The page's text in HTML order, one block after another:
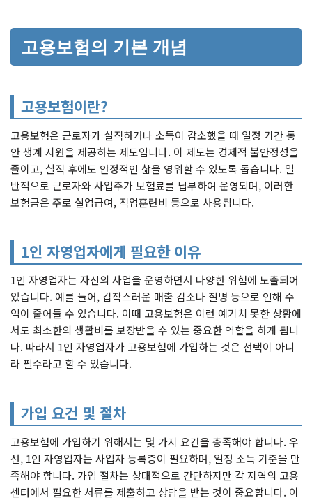
고용보험의 기본 개념
고용보험이란?
고용보험은 근로자가 실직하거나 소득이 감소했을 때 일정 기간 동
안 생계 지원을 제공하는 제도입니다. 이 제도는 경제적 불안정성을
줄이고, 실직 후에도 안정적인 삶을 영위할 수 있도록 돕습니다. 일
반적으로 근로자와 사업주가 보험료를 납부하여 운영되며, 이러한
보험금은 주로 실업급여, 직업훈련비 등으로 사용됩니다.
1인 자영업자에게 필요한 이유
1인 자영업자는 자신의 사업을 운영하면서 다양한 위험에 노출되어
있습니다. 예를 들어, 갑작스러운 매출 감소나 질병 등으로 인해 수
익이 줄어들 수 있습니다. 이때 고용보험은 이런 예기치 못한 상황에
서도 최소한의 생활비를 보장받을 수 있는 중요한 역할을 하게 됩니
다. 따라서 1인 자영업자가 고용보험에 가입하는 것은 선택이 아니
라 필수라고 할 수 있습니다.
가입 요건 및 절차
고용보험에 가입하기 위해서는 몇 가지 요건을 충족해야 합니다. 우
선, 1인 자영업자는 사업자 등록증이 필요하며, 일정 소득 기준을 만
족해야 합니다. 가입 절차는 상대적으로 간단하지만 각 지역의 고용
센터에서 필요한 서류를 제출하고 상담을 받는 것이 중요합니다. 이